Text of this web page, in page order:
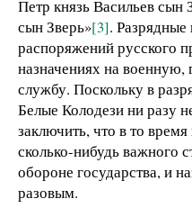
Петр князь Васильев
сын Зверь»[3]. Разрядные
распоряжений русского
назначениях на
службу. Поскольку в
Белые Колодези ни разу
заключить, что в то
сколько-нибудь важного
обороне государства, и
разовым.